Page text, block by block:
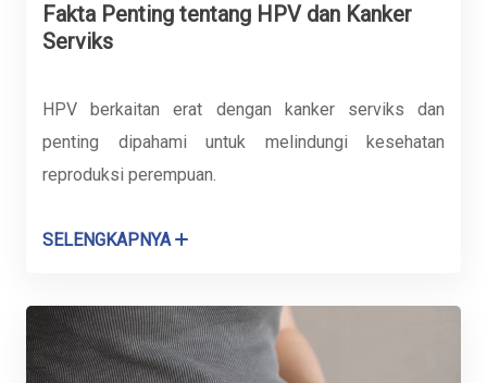
Fakta Penting tentang HPV dan Kanker
Serviks
HPV berkaitan erat dengan kanker serviks dan
penting dipahami untuk melindungi kesehatan
reproduksi perempuan.
SELENGKAPNYA